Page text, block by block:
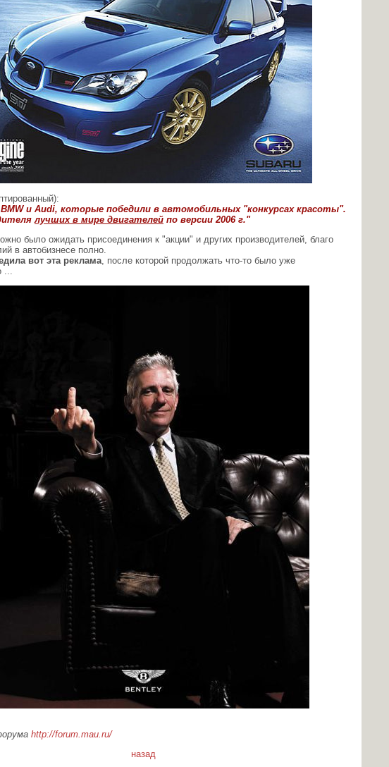
и Audi, которые победили в автомобильных "конкурсах красоты".
лучших в мире двигателей по версии 2006 г."
было ожидать присоединения к "акции" и других производителей, благо
в автобизнесе полно.
вот эта реклама, после которой продолжать что-то было уже
...
http://forum.mau.ru/
назад